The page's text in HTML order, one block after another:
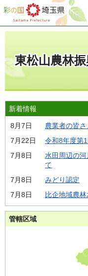
彩の国 埼玉県
東松山農林
新着情報
8月7日
農業者の皆
7月22日
令和8年度第
7月8日
水田周辺の
て
7月8日
みどり認定
7月8日
比企地域農
管轄区域